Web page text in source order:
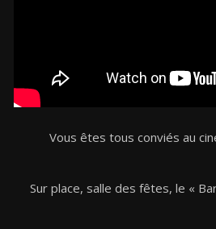
Vous êtes tous conviés au
Sur place, salle des fêtes, le «